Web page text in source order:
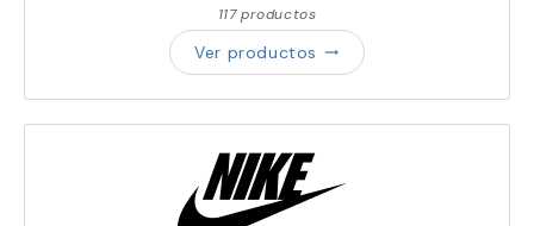
117 productos
Ver productos trending_flat